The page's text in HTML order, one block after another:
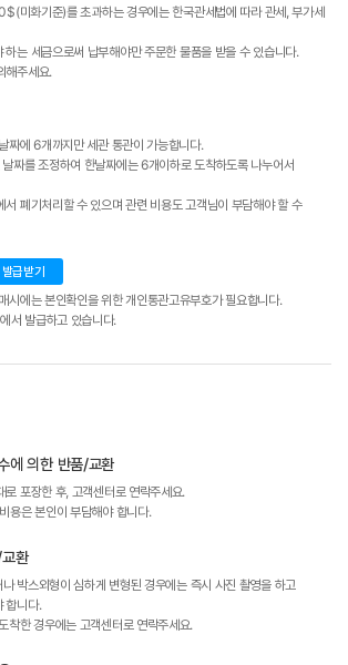
미화기준)를 초과하는 경우에는 한국관세법에 따라 관세, 부가세
하는 세금으로써 납부해야만 주문한 물품을 받을 수 있습니다.
해주세요.
짜에 6개까지만 세관 통관이 가능합니다.
짜를 조정하여 한날짜에는 6개이하로 도착하도록 나누어서
서 폐기처리할 수 있으며 관련 비용도 고객님이 부담해야 할 수
발급받기
시에는 본인확인을 위한 개인통관고유부호가 필요합니다.
서 발급하고 있습니다.
에 의한 반품/교환
로 포장한 후, 고객센터로 연락주세요.
용은 본인이 부담해야 합니다.
환
박스외형이 심하게 변형된 경우에는 즉시 사진 촬영을 하고
합니다.
착한 경우에는 고객센터로 연락주세요.